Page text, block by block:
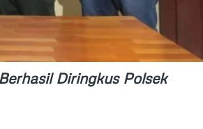
Diringkus Polsek